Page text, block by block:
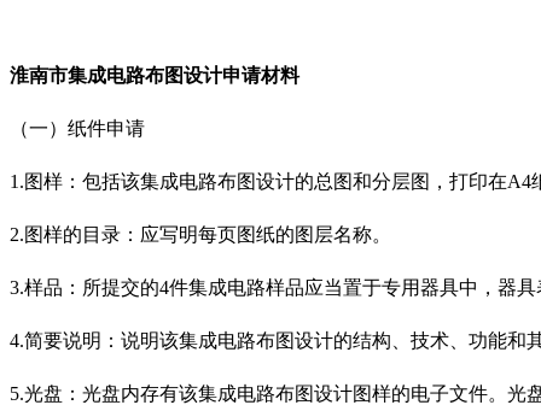
淮南市集成电路布图设计申请材料
（一）纸件申请
1.图样：包括该集成电路布图设计的总图和分层图，打印在
2.图样的目录：应写明每页图纸的图层名称。
3.样品：所提交的4件集成电路样品应当置于专用器具中，器
4.简要说明：说明该集成电路布图设计的结构、技术、功能和
5.光盘：光盘内存有该集成电路布图设计图样的电子文件。